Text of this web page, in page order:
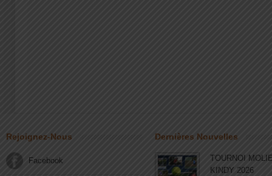
Rejoignez-Nous
Facebook
Dernières Nouvelles
TOURNOI
KINDY 2026